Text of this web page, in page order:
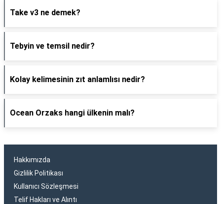
Take v3 ne demek?
Tebyin ve temsil nedir?
Kolay kelimesinin zıt anlamlısı nedir?
Ocean Orzaks hangi ülkenin malı?
Hakkımızda
Gizlilik Politikası
Kullanıcı Sözleşmesi
Telif Hakları ve Alıntı